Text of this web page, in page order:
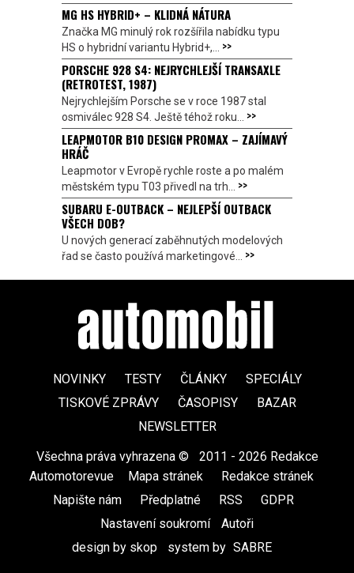
MG HS HYBRID+ – KLIDNÁ NÁTURA
Značka MG minulý rok rozšířila nabídku typu
HS o hybridní variantu Hybrid+,... >>
PORSCHE 928 S4: NEJRYCHLEJŠÍ TRANSAXLE
(RETROTEST, 1987)
Nejrychlejším Porsche se v roce 1987 stal
osmiválec 928 S4. Ještě téhož roku... >>
LEAPMOTOR B10 DESIGN PROMAX – ZAJÍMAVÝ
HRÁČ
Leapmotor v Evropě rychle roste a po malém
městském typu T03 přivedl na trh... >>
SUBARU E-OUTBACK – NEJLEPŠÍ OUTBACK
VŠECH DOB?
U nových generací zaběhnutých modelových
řad se často používá marketingové... >>
NOVINKY TESTY ČLÁNKY
SPECIÁLY
TISKOVÉ ZPRÁVY
ČASOPISY
BAZAR
NEWSLETTER
Všechna práva vyhrazena ©
2011 - 2026 Redakce
Automotorevue
Mapa stránek Redakce stránek
Napište nám
Předplatné RSS GDPR
Nastavení soukromí
Autoři
design by skop
system by SABRE